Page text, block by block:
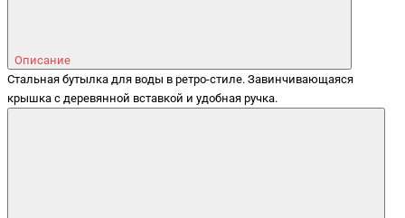
Описание
Стальная бутылка для воды в ретро-стиле. Завинчивающаяся
крышка с деревянной вставкой и удобная ручка.